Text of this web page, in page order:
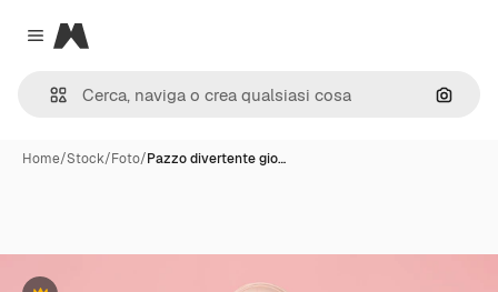
Close menu
Magnific
Cerca
Home/Stock/Foto/Pazzo divertente gio…